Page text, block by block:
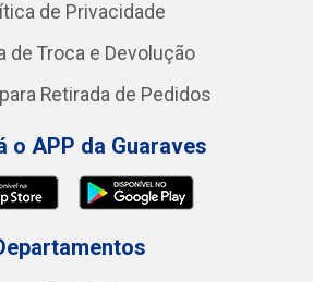
de Privacidade
de Troca e Devolução
Retirada de Pedidos
o APP da Guaraves